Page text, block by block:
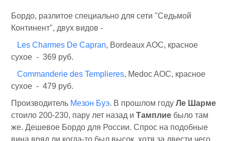
Бордо, разлитое специально для сети "Седьмой
Континент", двух видов -
Les Charmes De Capran, Bordeaux AOC, красное
сухое - 369 руб.
Commanderie des Templieres, Medoc AOC, красное
сухое - 479 руб.
Производитель Мезон Буэ. В прошлом году Ле Шарме
стоило 200-230, пару лет назад и Тамплие было там
же. Дешевое Бордо для России. Спрос на подобные
вина вряд ли когда-то был высок, хотя за двести чего